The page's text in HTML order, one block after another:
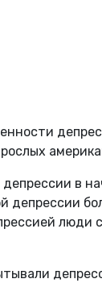
в
депрессии
люди